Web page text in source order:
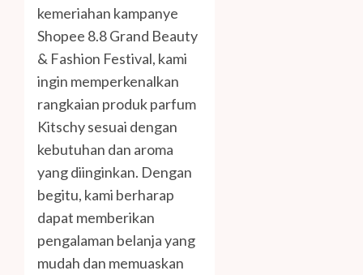
kemeriahan kampanye
Shopee 8.8 Grand Beauty
& Fashion Festival, kami
ingin memperkenalkan
rangkaian produk parfum
Kitschy sesuai dengan
kebutuhan dan aroma
yang diinginkan. Dengan
begitu, kami berharap
dapat memberikan
pengalaman belanja yang
mudah dan memuaskan